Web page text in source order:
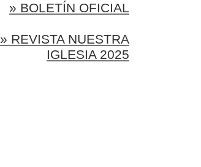
» BOLETÍN OFICIAL
» REVISTA NUESTRA
IGLESIA 2025